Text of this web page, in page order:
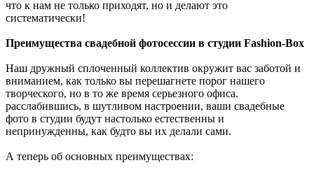
что к нам не только приходят, но и делают это
систематически!
Преимущества свадебной фотосессии в студии Fashion-Box
Наш дружный сплоченный коллектив окружит вас заботой и
вниманием, как только вы перешагнете порог нашего
творческого, но в то же время серьезного офиса.
расслабившись, в шутливом настроении, ваши свадебные
фото в студии будут настолько естественны и
непринужденны, как будто вы их делали сами.
А теперь об основных преимуществах: